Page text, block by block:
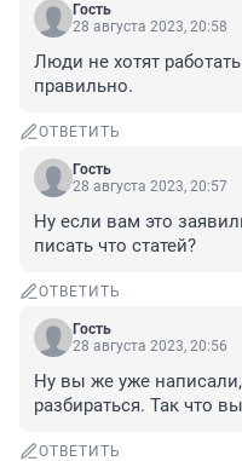
Гость
28 августа 2023, 20:58
Люди не хотят
правильно.
ОТВЕТИТЬ
Гость
28 августа 2023, 20:57
Ну если вам это
писать что статей?
ОТВЕТИТЬ
Гость
28 августа 2023, 20:56
Ну вы же уже
разбираться. Так что
ОТВЕТИТЬ